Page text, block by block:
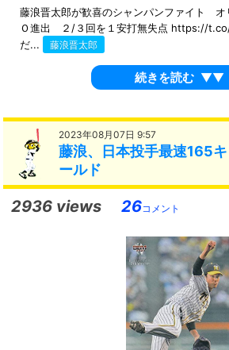
藤浪晋太郎が歓喜のシャンパンファイト オ
Ｏ進出 ２/３回を１安打無失点 https://
だ...
藤浪晋太郎
続きを読む ▼▼
2023年08月07日 9:57
藤浪、日本投手最速165
ールド
2936 views 26コメント